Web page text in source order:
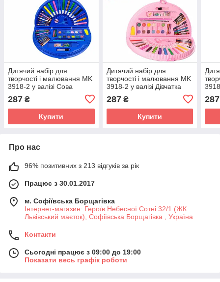
Дитячий набір для
творчості і малювання MK
3918-2 у валізі Сова
287 ₴
Купити
Дитячий набір для
творчості і малювання MK
3918-2 у валізі Дівчатка
287₴
Купити
287
Про нас
96% позитивних з 213 відгуків за рік
Працює з 30.01.2017
м. Софіївська Борщагівка
Інтернет-магазин: Героїв Небесної Сотні 32/1 (ЖК
Львівський маєток), Софіївська Борщагівка , Україна
Контакти
Сьогодні працює з 09:00 до 19:00
Показати весь графік роботи